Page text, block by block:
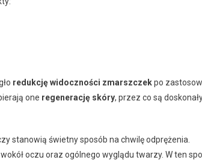
redukcję widoczności zmarszczekpo
one regenerację skóry, przez co są
stanowią świetny sposób na chwilę odprężenia.
oczu oraz ogólnego wyglądu twarzy. W ten